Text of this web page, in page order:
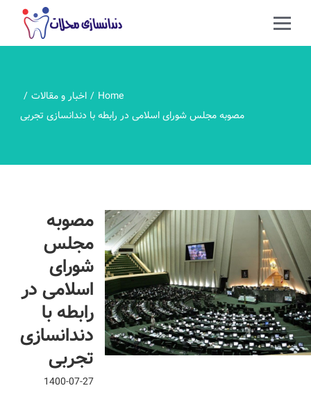
Home
اخبار و مقالات
مصوبه مجلس شورای اسلامی در رابطه با دندانسازی تجربی
مصوبه
مجلس
شورای
اسلامی در
رابطه با
دندانسازی
تجربی
1400-07-27